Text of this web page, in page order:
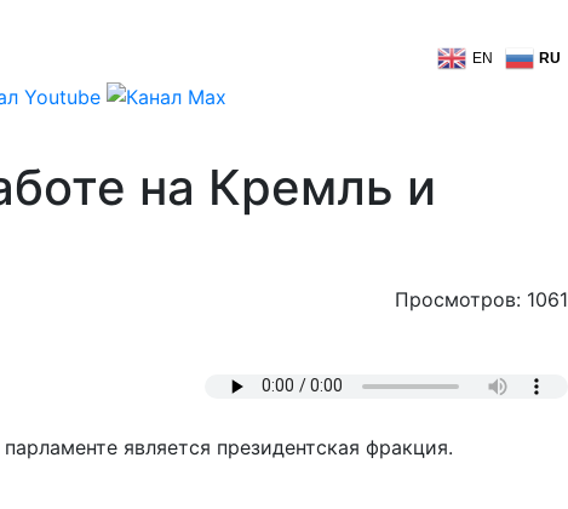
EN RU
на Кремль и
Просмотров: 1061
является президентская фракция.